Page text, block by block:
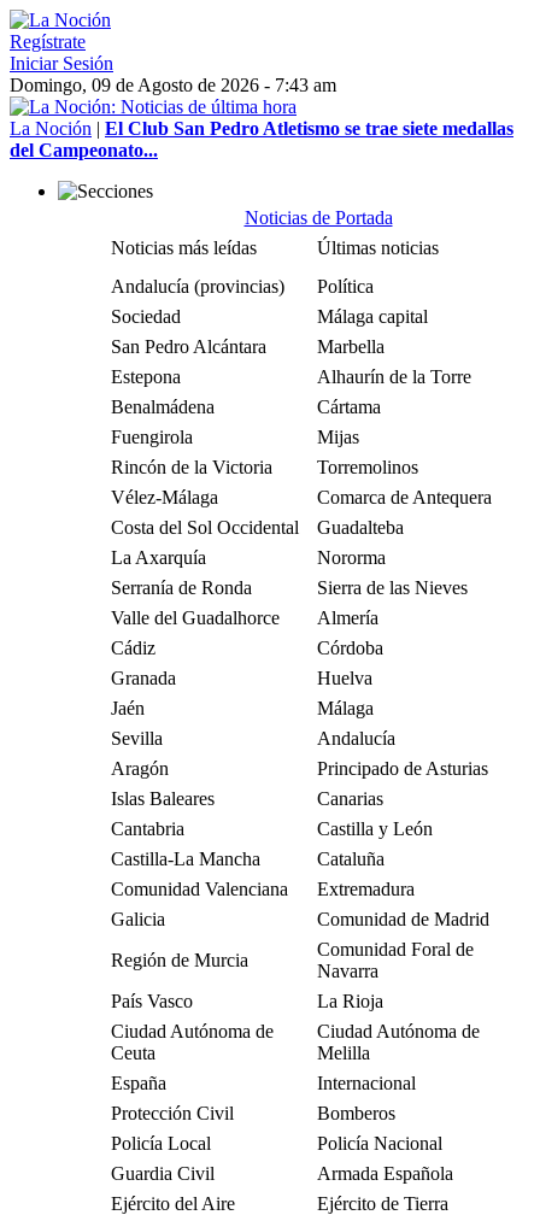
Regístrate
Iniciar Sesión
Domingo, 09 de Agosto de 2026 - 7:43 am
La Noción | El Club San Pedro Atletismo se trae siete medallas
del Campeonato...
Noticias de Portada
Noticias más leídas
Últimas noticias
Andalucía (provincias)
Política
Sociedad
Málaga capital
San Pedro Alcántara
Marbella
Estepona
Alhaurín de la Torre
Benalmádena
Cártama
Fuengirola
Mijas
Rincón de la Victoria
Torremolinos
Vélez-Málaga
Comarca de Antequera
Costa del Sol Occidental
Guadalteba
La Axarquía
Nororma
Serranía de Ronda
Sierra de las Nieves
Valle del Guadalhorce
Almería
Cádiz
Córdoba
Granada
Huelva
Jaén
Málaga
Sevilla
Andalucía
Aragón
Principado de Asturias
Islas Baleares
Canarias
Cantabria
Castilla y León
Castilla-La Mancha
Cataluña
Comunidad Valenciana
Extremadura
Galicia
Comunidad de Madrid
Región de Murcia
Comunidad Foral de
Navarra
País Vasco
La Rioja
Ciudad Autónoma de
Ceuta
Ciudad Autónoma de
Melilla
España
Internacional
Protección Civil
Bomberos
Policía Local
Policía Nacional
Guardia Civil
Armada Española
Ejército del Aire
Ejército de Tierra